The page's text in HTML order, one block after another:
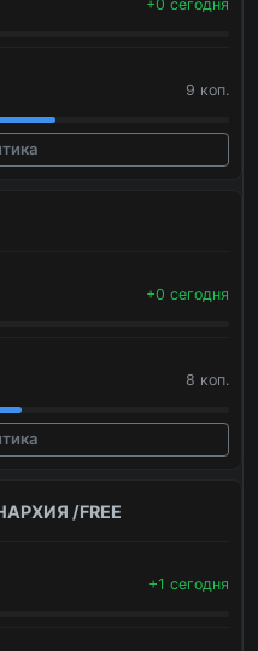
+0 сегодня
9 коп.
+0 сегодня
8 коп.
/FREE
+1 сегодня